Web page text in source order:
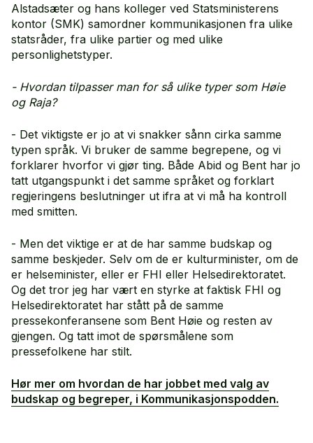
Alstadsæter og hans kolleger ved Statsministerens
kontor (SMK) samordner kommunikasjonen fra ulike
statsråder, fra ulike partier og med ulike
personlighetstyper.
- Hvordan tilpasser man for så ulike typer som Høie
og Raja?
- Det viktigste er jo at vi snakker sånn cirka samme
typen språk. Vi bruker de samme begrepene, og vi
forklarer hvorfor vi gjør ting. Både Abid og Bent har jo
tatt utgangspunkt i det samme språket og forklart
regjeringens beslutninger ut ifra at vi må ha kontroll
med smitten.
- Men det viktige er at de har samme budskap og
samme beskjeder. Selv om de er kulturminister, om de
er helseminister, eller er FHI eller Helsedirektoratet.
Og det tror jeg har vært en styrke at faktisk FHI og
Helsedirektoratet har stått på de samme
pressekonferansene som Bent Høie og resten av
gjengen. Og tatt imot de spørsmålene som
pressefolkene har stilt.
Hør mer om hvordan de har jobbet med valg av
budskap og begreper, i Kommunikasjonspodden.